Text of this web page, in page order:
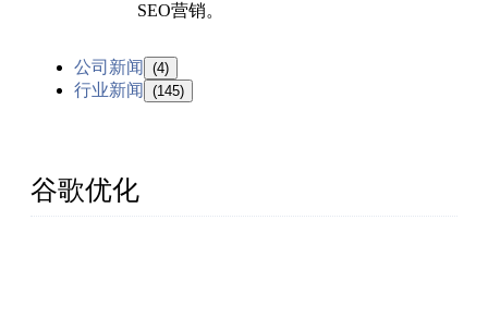
SEO营销。
公司新闻 (4)
行业新闻 (145)
谷歌优化